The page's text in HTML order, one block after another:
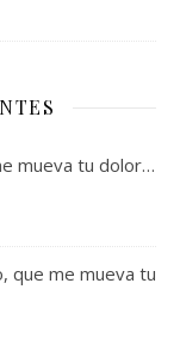
mueva tu dolor…
que me mueva tu